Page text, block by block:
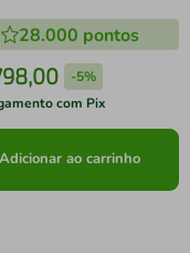
28.000 pontos
,00 -5%
com Pix
Adicionar ao carrinho